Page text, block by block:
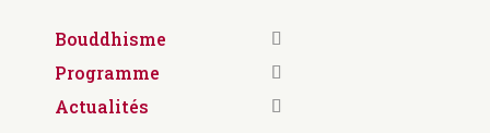
Bouddhisme
Programme
Actualités